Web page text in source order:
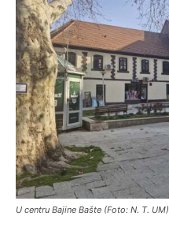
U centru Bajine Bašte (Foto: N. T. UM)